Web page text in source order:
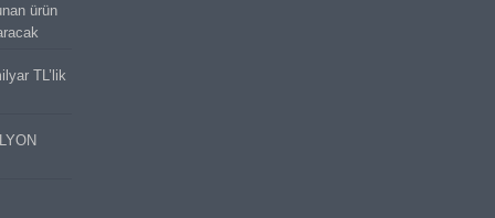
ürün
TL’lik